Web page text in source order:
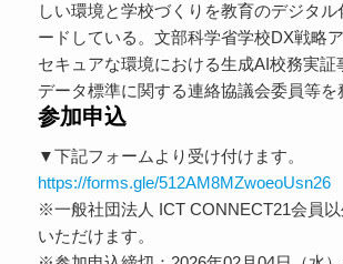
しい環境と学校づくりを教育のデジタル
ードしている。文部科学省学校DX戦略ア
セキュアな環境における生成AI校務実証
データ標準に関する連絡協議会委員等を
参加申込
▼下記フォームより受け付けます。
https://forms.gle/512AM8MZwoeoUsn26
※一般社団法人 ICT CONNECT21会員
いただけます。